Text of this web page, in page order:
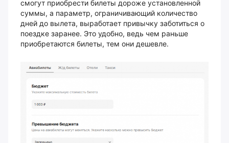
смогут приобрести билеты дороже установленной
суммы, а параметр, ограничивающий количество
дней до вылета, выработает привычку заботиться о
поездке заранее. Это удобно, ведь чем раньше
приобретаются билеты, тем они дешевле.